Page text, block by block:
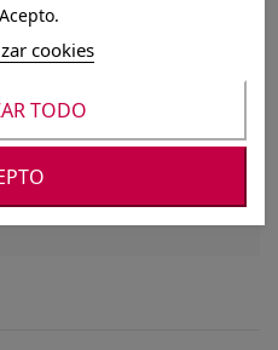
12.50
cookies
TODO